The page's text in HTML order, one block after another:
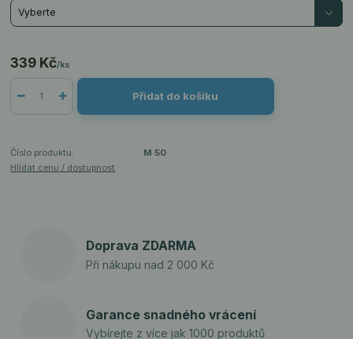
339 Kč/ks
Přidat do košíku
Číslo produktu:
M 50
Hlídat cenu / dostupnost
Doprava ZDARMA
Při nákupu nad 2 000 Kč
Garance snadného vrácení
Vybírejte z více jak 1000 produktů